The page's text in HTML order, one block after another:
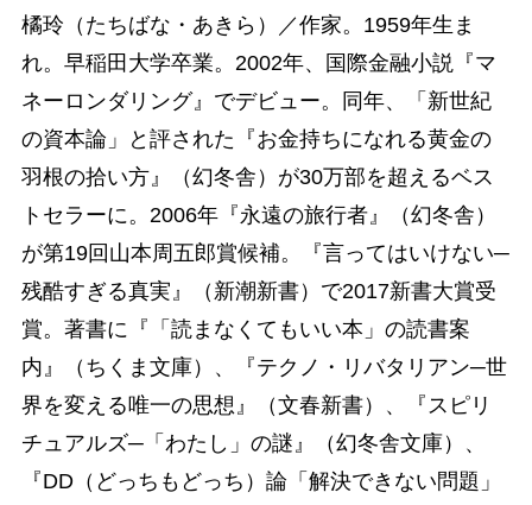
橘玲（たちばな・あきら）／作家。1959年生ま
れ。早稲田大学卒業。2002年、国際金融小説『マ
ネーロンダリング』でデビュー。同年、「新世紀
の資本論」と評された『お金持ちになれる黄金の
羽根の拾い方』（幻冬舎）が30万部を超えるベス
トセラーに。2006年『永遠の旅行者』（幻冬舎）
が第19回山本周五郎賞候補。『言ってはいけない─
残酷すぎる真実』（新潮新書）で2017新書大賞受
賞。著書に『「読まなくてもいい本」の読書案
内』（ちくま文庫）、『テクノ・リバタリアン─世
界を変える唯一の思想』（文春新書）、『スピリ
チュアルズ─「わたし」の謎』（幻冬舎文庫）、
『DD（どっちもどっち）論「解決できない問題」